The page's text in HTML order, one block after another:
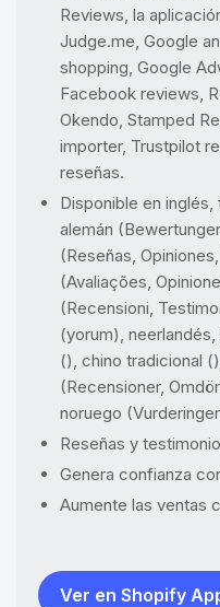
Reviews, la
Judge.me, Google
shopping, Google
Facebook reviews,
Okendo, Stamped
importer, Trustpilot
reseñas.
Disponible en
alemán
(Reseñas,
(Avaliações,
(Recensioni,
(yorum),
(), chino tradicional
(Recensioner,
noruego
Reseñas y
Genera confianza
Aumente las ventas
Ver en Shopify